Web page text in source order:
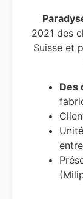
2021 des
Suisse et
Des